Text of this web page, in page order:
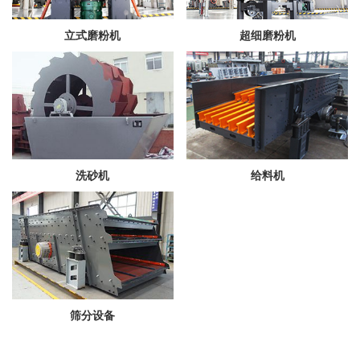
立式磨粉机 超细磨粉机
洗砂机 给料机
筛分设备